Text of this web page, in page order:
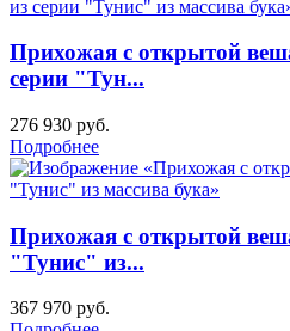
Прихожая с открытой
серии "Тун...
276 930 руб.
Подробнее
Прихожая с открытой
"Тунис" из...
367 970 руб.